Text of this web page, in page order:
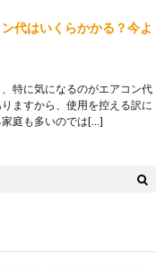
代はいくらかかる？今よ
特に気になるのがエアコン代
ますから、使用を控える訳に
庭も多いのでは[…]